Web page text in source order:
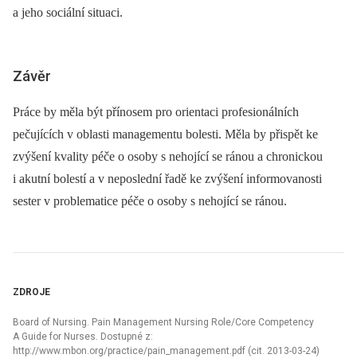
a jeho sociální situaci.
Závěr
Práce by měla být přínosem pro orientaci profesionálních
pečujících v oblasti managementu bolesti. Měla by přispět ke
zvýšení kvality péče o osoby s nehojící se ránou a chronickou
i akutní bolestí a v neposlední řadě ke zvýšení informovanosti
sester v problematice péče o osoby s nehojící se ránou.
ZDROJE
Board of Nursing. Pain Management Nursing Role/Core Competency
A Guide for Nurses. Dostupné z:
http://www.mbon.org/practice/pain_management.pdf (cit. 2013-03-24)